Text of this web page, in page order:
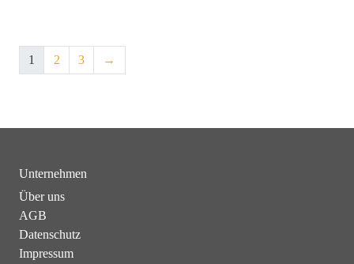
1 2 3 →
Unternehmen
Über uns
AGB
Datenschutz
Impressum